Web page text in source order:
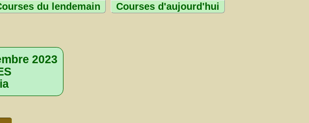
du lendemain Courses d'aujourd'hui
2023